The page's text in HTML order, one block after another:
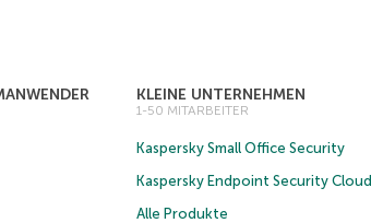
KLEINE UNTERNEHMEN
1-50 MITARBEITER
Kaspersky Small Office Security
Kaspersky Endpoint Security Cloud
Alle Produkte